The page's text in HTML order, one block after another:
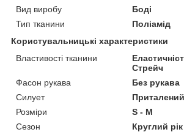
Вид виробу
Боді
Тип тканини
Поліамід
Користувальницькі характеристики
Властивості тканини
Стрейч
Фасон рукава
Без рукава
Силует
Приталений
Розміри
S - M
Сезон
Круглий рік